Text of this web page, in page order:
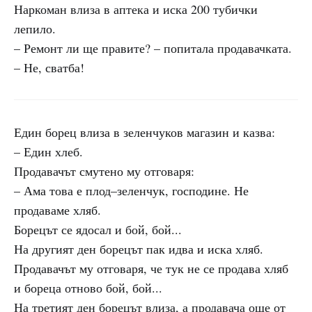
Наркоман влиза в аптека и иска 200 тубички
лепило.
– Ремонт ли ще правите? – попитала продавачката.
– Не, сватба!
Един борец влиза в зеленчуков магазин и казва:
– Един хлеб.
Продавачът смутено му отговаря:
– Ама това е плод–зеленчук, господине. Не
продаваме хляб.
Борецът се ядосал и бой, бой...
На другият ден борецът пак идва и иска хляб.
Продавачът му отговаря, че тук не се продава хляб
и бореца отново бой, бой...
На третият ден борецът влиза, а продавача още от